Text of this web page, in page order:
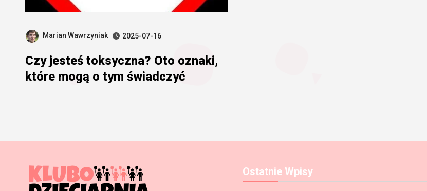
Marian Wawrzyniak 2025-07-16
Czy jesteś toksyczna? Oto oznaki,
które mogą o tym świadczyć
Ostatnie Wpisy